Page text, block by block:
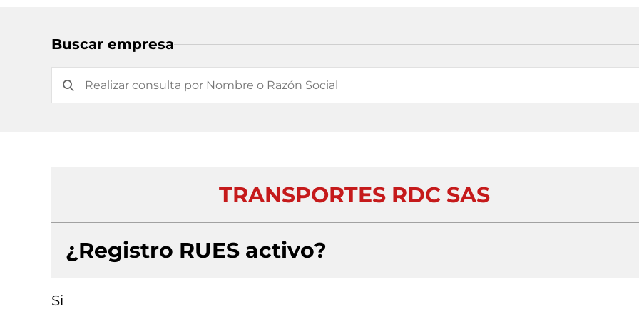
Buscar empresa
TRANSPORTES RDC SAS
¿Registro RUES activo?
Si